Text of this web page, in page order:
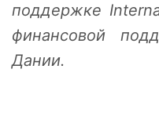
поддержке
финансовой
Дании.